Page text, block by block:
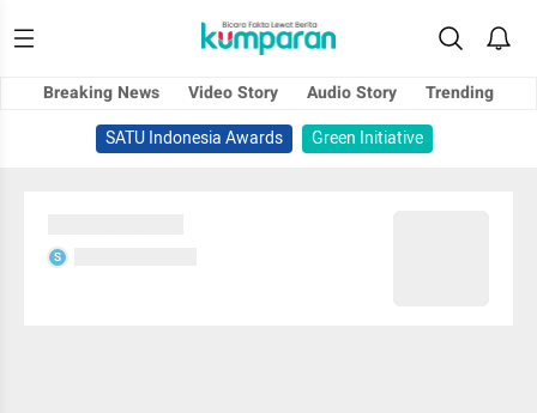
Breaking News Video Story Audio Story
Trending
SATU Indonesia Awards
Green Initiative
S